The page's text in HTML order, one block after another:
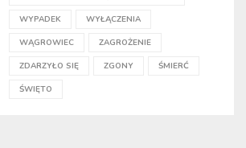
WYPADEK WYŁĄCZENIA
WĄGROWIEC ZAGROŻENIE
ZDARZYŁO SIĘ ZGONY ŚMIERĆ
ŚWIĘTO